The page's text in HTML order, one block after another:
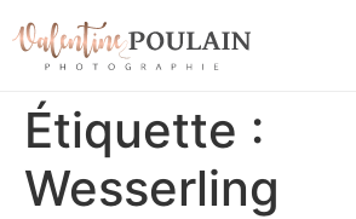
Étiquette :
Wesserling